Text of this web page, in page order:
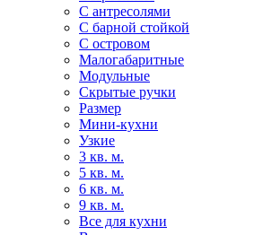
С антресолями
С барной стойкой
С островом
Малогабаритные
Модульные
Скрытые ручки
Размер
Мини-кухни
Узкие
3 кв. м.
5 кв. м.
6 кв. м.
9 кв. м.
Все для кухни